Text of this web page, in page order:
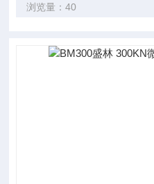
浏览量：40